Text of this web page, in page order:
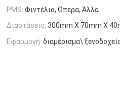
PMS: Φιντέλιο, Όπερα, Άλλα
Διαστάσεις: 300mm X 70mm X
Εφαρμογή: διαμέρισμα\